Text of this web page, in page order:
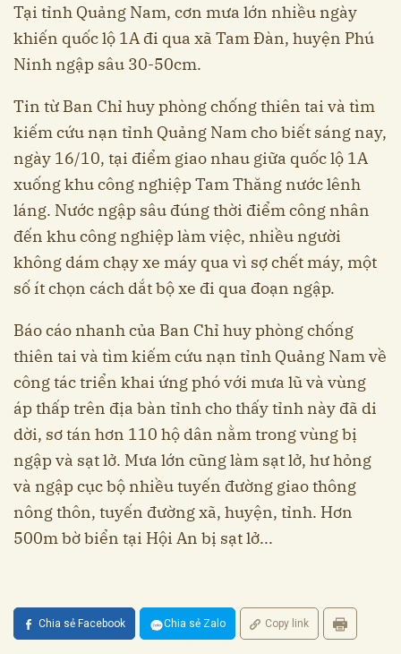
Tại tỉnh Quảng Nam, cơn mưa lớn nhiều ngày
khiến quốc lộ 1A đi qua xã Tam Đàn, huyện Phú
Ninh ngập sâu 30-50cm.
Tin từ Ban Chỉ huy phòng chống thiên tai và tìm
kiếm cứu nạn tỉnh Quảng Nam cho biết sáng nay,
ngày 16/10, tại điểm giao nhau giữa quốc lộ 1A
xuống khu công nghiệp Tam Thăng nước lênh
láng. Nước ngập sâu đúng thời điểm công nhân
đến khu công nghiệp làm việc, nhiều người
không dám chạy xe máy qua vì sợ chết máy, một
số ít chọn cách dắt bộ xe đi qua đoạn ngập.
Báo cáo nhanh của Ban Chỉ huy phòng chống
thiên tai và tìm kiếm cứu nạn tỉnh Quảng Nam về
công tác triển khai ứng phó với mưa lũ và vùng
áp thấp trên địa bàn tỉnh cho thấy tỉnh này đã di
dời, sơ tán hơn 110 hộ dân nằm trong vùng bị
ngập và sạt lở. Mưa lớn cũng làm sạt lở, hư hỏng
và ngập cục bộ nhiều tuyến đường giao thông
nông thôn, tuyến đường xã, huyện, tỉnh. Hơn
500m bờ biển tại Hội An bị sạt lở...
Chia sẻ Facebook Chia sẻ Zalo Copy link